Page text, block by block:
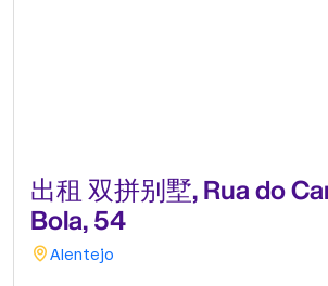
出租 双拼别墅, Rua do
Bola, 54
Alentejo